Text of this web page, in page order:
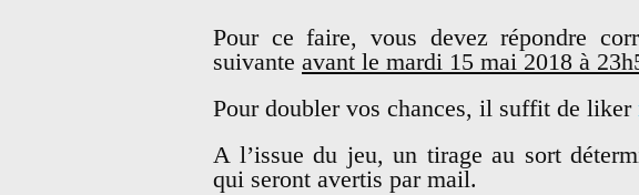
Pour ce faire, vous devez répondre
suivante avant le mardi 15 mai 2018 à
Pour doubler vos chances, il suffit de liker
A l’issue du jeu, un tirage au sort
qui seront avertis par mail.